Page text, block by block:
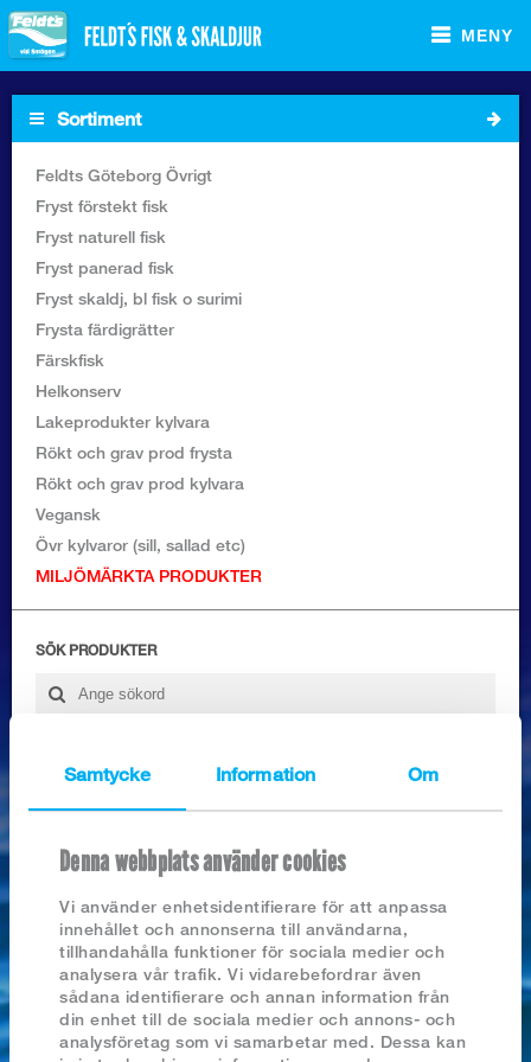
Samtycke Information Om
Denna webbplats använder cookies
Vi använder enhetsidentifierare för att anpassa
innehållet och annonserna till användarna,
tillhandahålla funktioner för sociala medier och
analysera vår trafik. Vi vidarebefordrar även
sådana identifierare och annan information från
din enhet till de sociala medier och annons- och
analysföretag som vi samarbetar med. Dessa kan
MENY
Sortiment Foodservice
Sortiment Butik
Recept
Sortiment
Feldts Göteborg Övrigt
Fryst förstekt fisk
Fryst naturell fisk
Fryst panerad fisk
Fryst skaldj, bl fisk o surimi
Frysta färdigrätter
Färskfisk
Helkonserv
Lakeprodukter kylvara
Rökt och grav prod frysta
Rökt och grav prod kylvara
Vegansk
Övr kylvaror (sill, sallad etc)
MILJÖMÄRKTA PRODUKTER
SÖK PRODUKTER
Nyhetsarkiv
2025
2023
2022
2021
2020
2019
2018
SEJFILÉ BENFRI MSC